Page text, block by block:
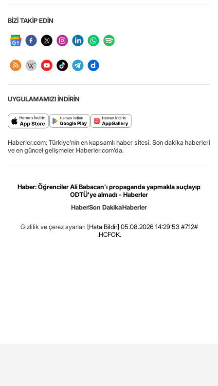
BİZİ TAKİP EDİN
UYGULAMAMIZI İNDİRİN
Haberler.com: Türkiye’nin en kapsamlı haber sitesi. Son dakika haberleri
ve en güncel gelişmeler Haberler.com’da.
Haber: Öğrenciler Ali Babacan'ı propaganda yapmakla suçlayıp
ODTÜ'ye almadı - Haberler
HaberSon DakikaHaberler
Gizlilik ve çerez ayarları [Hata Bildir] 05.08.2026 14:29:53 #7.12#
.HCFOK.